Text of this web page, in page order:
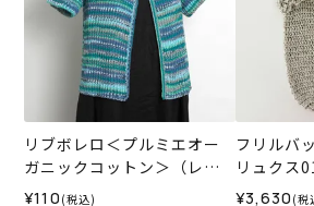
リブボレロ＜プルミエオー
ガニックコットン＞（レシ
ピ）
¥110 (税込)
フリルバ
リュクス
コットン
¥3,630 (税